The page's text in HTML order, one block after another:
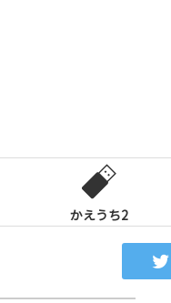
かえうち2